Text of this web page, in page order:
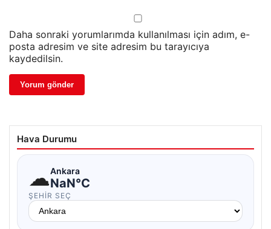
Daha sonraki yorumlarımda kullanılması için adım, e-
posta adresim ve site adresim bu tarayıcıya
kaydedilsin.
Hava Durumu
☁Ankara
NaN°C
ŞEHIR SEÇ